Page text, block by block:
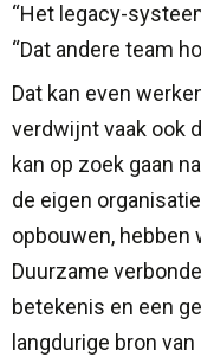
“Het legacy-
“Dat andere team
Dat kan even
verdwijnt vaak ook
kan op zoek gaan
de eigen
opbouwen, hebben
Duurzame
betekenis en een
langdurige bron